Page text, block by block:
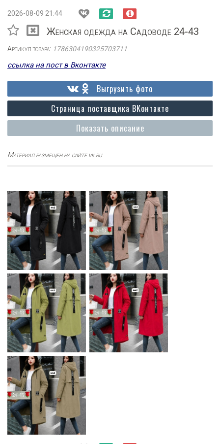
2026-08-09 21:44
Женская одежда на Садоводе 24-43
Артикул товара: 1786304190325703711
ссылка на пост в Вконтакте
Показать описание
Страница поставщика ВКонтакте
Выгрузить фото
Материал размещен на сайте vk.ru